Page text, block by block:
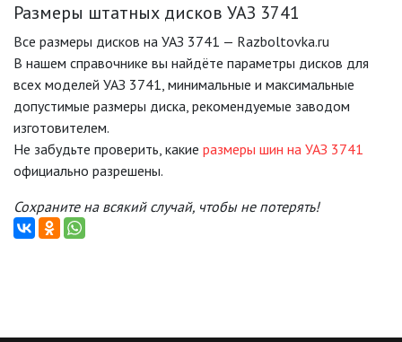
Размеры штатных дисков УАЗ 3741
Все размеры дисков на УАЗ 3741 — Razboltovka.ru
В нашем справочнике вы найдёте параметры дисков для
всех моделей УАЗ 3741, минимальные и максимальные
допустимые размеры диска, рекомендуемые заводом
изготовителем.
Не забудьте проверить, какие размеры шин на УАЗ 3741
официально разрешены.
Сохраните на всякий случай, чтобы не потерять!